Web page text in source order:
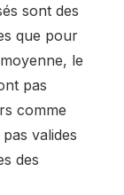
sont des
que pour
le
pas
comme
valides
des